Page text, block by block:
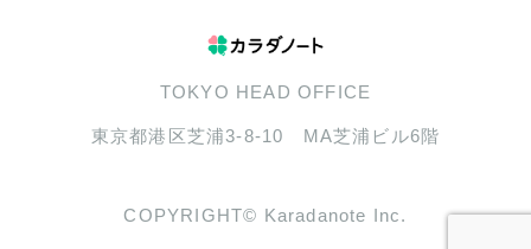
TOKYO HEAD OFFICE
東京都港区芝浦3-8-10 MA芝浦ビル6階
COPYRIGHT© Karadanote Inc.